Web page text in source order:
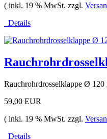
( inkl. 19 % MwSt. zzgl.
Details
Rauchrohrdrosselklappe Ø 120
59,00 EUR
( inkl. 19 % MwSt. zzgl.
Details